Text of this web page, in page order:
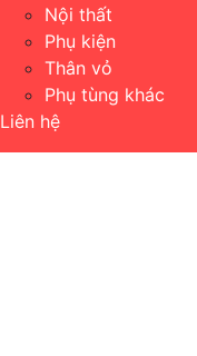
Nội thất
Phụ kiện
Thân vỏ
Phụ tùng khác
Liên hệ